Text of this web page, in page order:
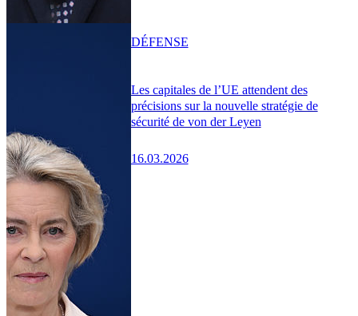
Les capitales de l’UE attendent des
précisions sur la nouvelle stratégie de
sécurité de von der Leyen
16.03.2026
DÉFENSE